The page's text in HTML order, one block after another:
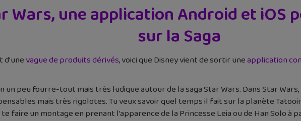
Wars, une application Android et iOS
sur la Saga
d’unevague de produits dérivés, voici que Disney vient de sortir uneapplication
un peu fourre-tout mais très ludique autour de la saga Star Wars. Dans Star
mais très rigolotes. Tu veux savoir quel temps il fait sur la planète
faire un montage en prenant l’apparence de la Princesse Leia ou de Han Solo à